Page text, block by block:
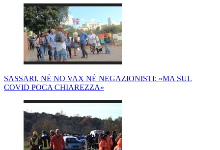
SASSARI, NÈ NO VAX NÈ NEGAZIONISTI: «MA SUL
COVID POCA CHIAREZZA»